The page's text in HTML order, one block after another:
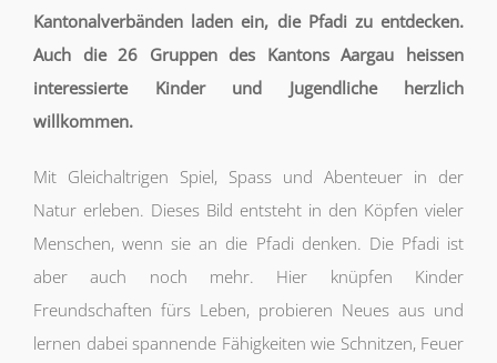
Kantonalverbänden laden ein, die Pfadi zu entdecken.
Auch die 26 Gruppen des Kantons Aargau heissen
interessierte Kinder und Jugendliche herzlich
willkommen.
Mit Gleichaltrigen Spiel, Spass und Abenteuer in der
Natur erleben. Dieses Bild entsteht in den Köpfen vieler
Menschen, wenn sie an die Pfadi denken. Die Pfadi ist
aber auch noch mehr. Hier knüpfen Kinder
Freundschaften fürs Leben, probieren Neues aus und
lernen dabei spannende Fähigkeiten wie Schnitzen, Feuer